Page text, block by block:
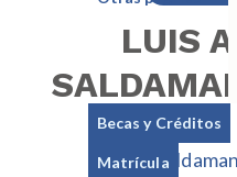
Becas y Créditos
Matrícula
LUIS